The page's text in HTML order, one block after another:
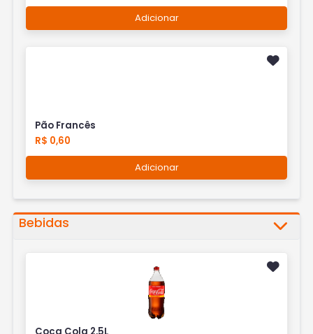
Adicionar
Pão Francês
R$ 0,60
Adicionar
Bebidas
Coca Cola 2,5L